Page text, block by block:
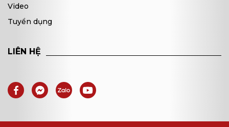
Video
Tuyển dụng
LIÊN HỆ